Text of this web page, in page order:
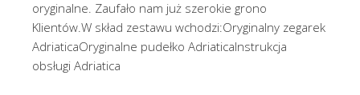
oryginalne. Zaufało nam już szerokie grono
Klientów.W skład zestawu wchodzi:Oryginalny zegarek
AdriaticaOryginalne pudełko AdriaticaInstrukcja
obsługi Adriatica